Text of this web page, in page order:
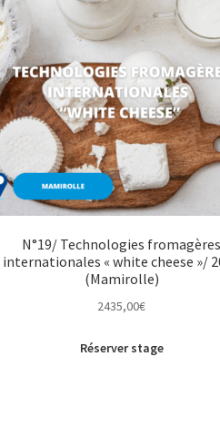
N°19/ Technologies fromagères
internationales « white cheese »/
(Mamirolle)
2435,00€
Réserver stage